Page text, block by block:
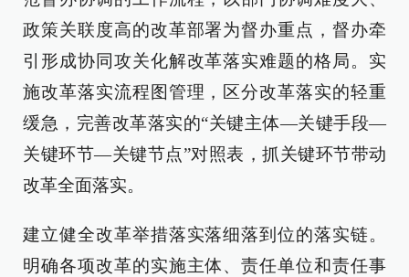
政策关联度高的改革部署为督办重点，督办牵
引形成协同攻关化解改革落实难题的格局。实
施改革落实流程图管理，区分改革落实的轻重
缓急，完善改革落实的“关键主体—关键手段—
关键环节—关键节点”对照表，抓关键环节带动
改革全面落实。
建立健全改革举措落实落细落到位的落实链。
明确各项改革的实施主体、责任单位和责任事